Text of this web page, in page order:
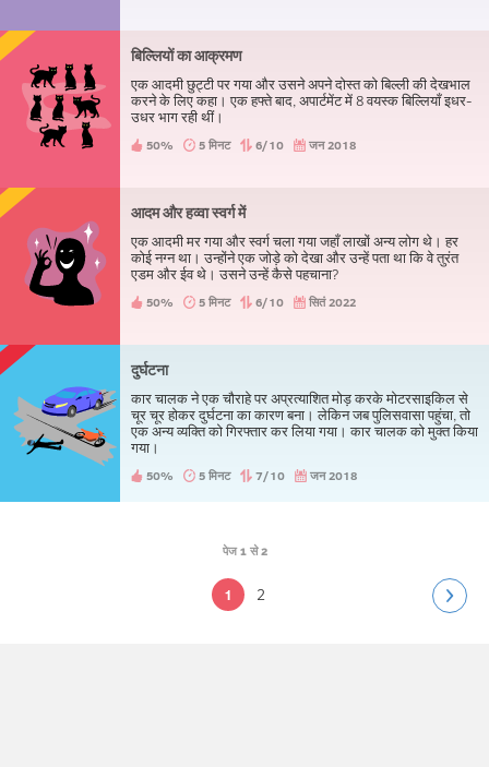
बिल्लियों का आक्रमण
एक आदमी छुट्टी पर गया और उसने अपने दोस्त को बिल्ली की देखभाल
करने के लिए कहा। एक हफ्ते बाद, अपार्टमेंट में 8 वयस्क बिल्लियाँ इधर-
उधर भाग रही थीं।
50% 5 मिनट 6/10 जन 2018
आदम और हव्वा स्वर्ग में
एक आदमी मर गया और स्वर्ग चला गया जहाँ लाखों अन्य लोग थे। हर
कोई नग्न था। उन्होंने एक जोड़े को देखा और उन्हें पता था कि वे तुरंत
एडम और ईव थे। उसने उन्हें कैसे पहचाना?
50% 5 मिनट 6/10 सितं 2022
दुर्घटना
कार चालक ने एक चौराहे पर अप्रत्याशित मोड़ करके मोटरसाइकिल से
चूर चूर होकर दुर्घटना का कारण बना। लेकिन जब पुलिसवासा पहुंचा, तो
एक अन्य व्यक्ति को गिरफ्तार कर लिया गया। कार चालक को मुक्त किया
गया।
50% 5 मिनट 7/10 जन 2018
पेज1 से 2
1 2